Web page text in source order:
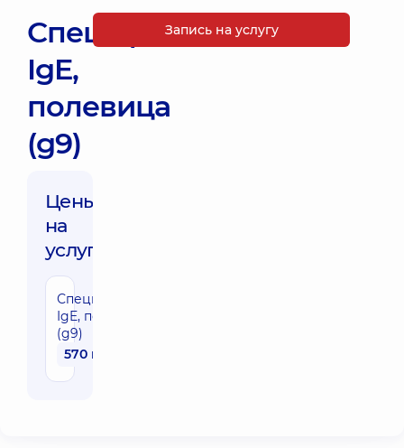
Специфические
IgE,
полевица
(g9)
Цены
на
услуги:
Специфические
IgE, полевица
(g9)
570 грн
Запись на услугу